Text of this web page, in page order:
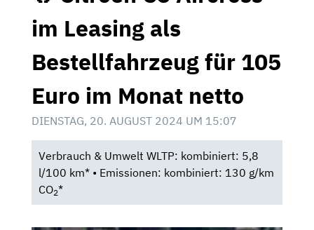
im Leasing als
Bestellfahrzeug für 105
Euro im Monat netto
DIENSTAG, 20. AUGUST 2024 UM 15:07
Verbrauch & Umwelt WLTP: kombiniert: 5,8
l/100 km* • Emissionen: kombiniert: 130 g/km
CO2*